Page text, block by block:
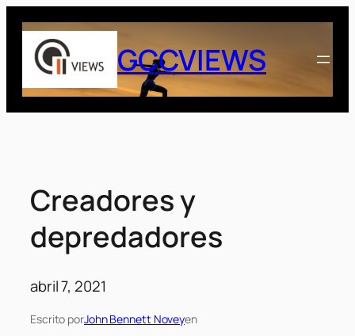
Saltar
contenido
GCCVIEWS
Creadores y
depredadores
abril 7, 2021
Escrito porJohn Bennett Noveyen